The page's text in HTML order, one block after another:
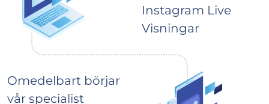
Instagram Live
Visningar
Omedelbart börjar
vår specialist